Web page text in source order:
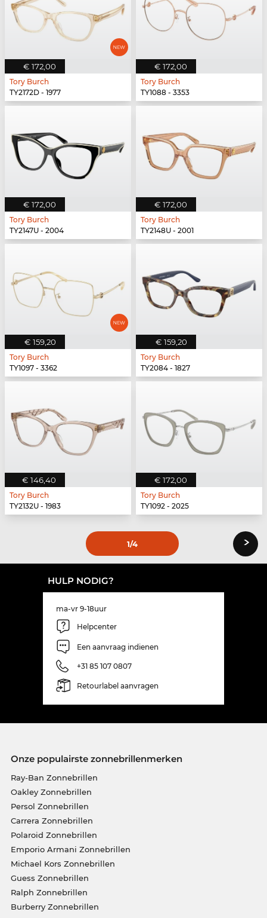
€ 172,00
Tory Burch
TY2172D - 1977
€ 172,00
Tory Burch
TY1088 - 3353
€ 172,00
Tory Burch
TY2147U - 2004
€ 172,00
Tory Burch
TY2148U - 2001
€ 159,20
Tory Burch
TY1097 - 3362
€ 159,20
Tory Burch
TY2084 - 1827
€ 146,40
Tory Burch
TY2132U - 1983
€ 172,00
Tory Burch
TY1092 - 2025
1/4 ›
HULP NODIG?
ma-vr 9-18uur
Helpcenter
Een aanvraag indienen
+31 85 107 0807
Retourlabel aanvragen
Onze populairste zonnebrillenmerken
Ray-Ban Zonnebrillen
Oakley Zonnebrillen
Persol Zonnebrillen
Carrera Zonnebrillen
Polaroid Zonnebrillen
Emporio Armani Zonnebrillen
Michael Kors Zonnebrillen
Guess Zonnebrillen
Ralph Zonnebrillen
Burberry Zonnebrillen